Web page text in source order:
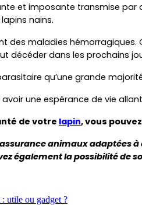
et imposante transmise par
nains.
des maladies
décéder dans les prochains
qu’une grande
une espérance de vie allant
de votre lapin, vous
animaux adaptées
également la possibilité de
utile ou gadget ?